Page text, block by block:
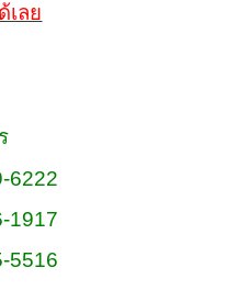
เลย
6222
1917
5516